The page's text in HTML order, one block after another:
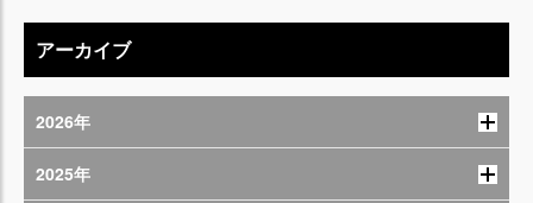
アーカイブ
2026年
2025年